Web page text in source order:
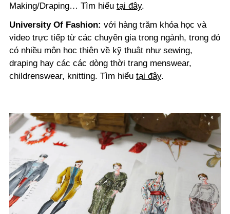
Making/Draping… Tìm hiểu tại đây.
University Of Fashion: với hàng trăm khóa học và
video trực tiếp từ các chuyên gia trong ngành, trong đó
có nhiều môn học thiên về kỹ thuật như sewing,
draping hay các các dòng thời trang menswear,
childrenswear, knitting. Tìm hiểu tại đây.